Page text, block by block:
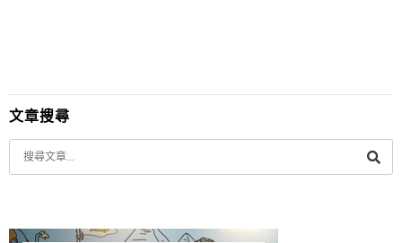
文章搜尋